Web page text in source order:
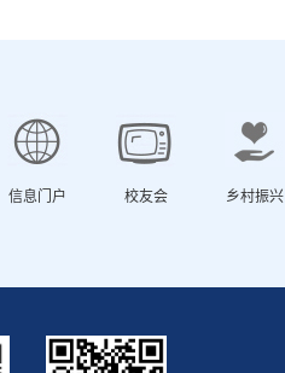
信息门户 校友会 乡村振兴